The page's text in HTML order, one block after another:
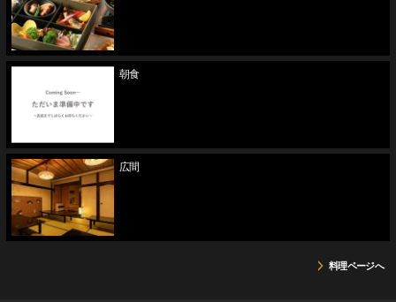
朝食
広間
料理ページへ